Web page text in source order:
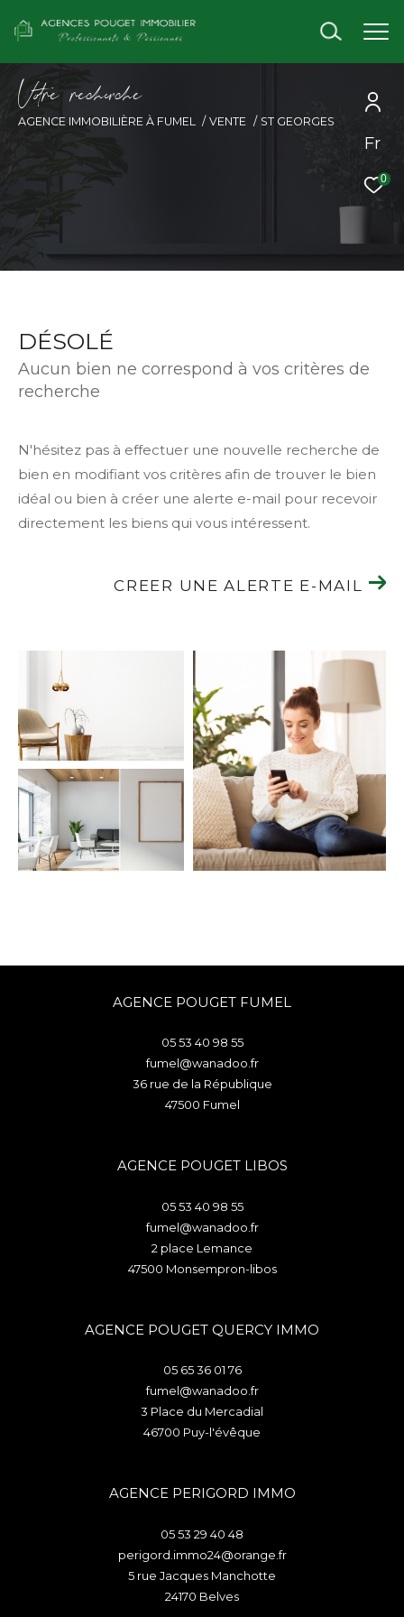
Fr
0
Vore recece
AGENCE IMMOBILIÈRE À FUMEL VENTE ST GEORGES
DÉSOLÉ
Aucun bien ne correspond à vos critères de
recherche
N'hésitez pas à effectuer une nouvelle recherche de
bien en modifiant vos critères afin de trouver le bien
idéal ou bien à créer une alerte e-mail pour recevoir
directement les biens qui vous intéressent.
CREER UNE ALERTE E-MAIL
AGENCE POUGET FUMEL
05 53 40 98 55
fumel@wanadoo.fr
36 rue de la République
47500
fumel
AGENCE POUGET LIBOS
05 53 40 98 55
fumel@wanadoo.fr
2 place Lemance
47500
monsempron-libos
AGENCE POUGET QUERCY IMMO
05 65 36 01 76
fumel@wanadoo.fr
3 Place du Mercadial
46700
puy-l'évêque
AGENCE PERIGORD IMMO
05 53 29 40 48
perigord.immo24@orange.fr
5 rue Jacques Manchotte
24170
belves